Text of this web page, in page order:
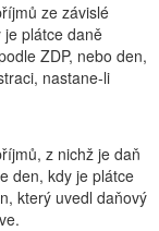
ze závislé
plátce daně
ZDP, nebo den,
nastane-li
z nichž je daň
den, kdy je plátce
který uvedl daňový